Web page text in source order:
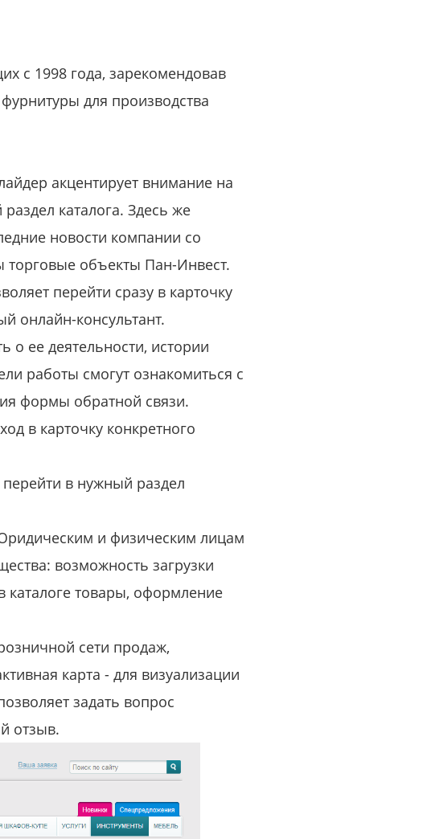
с 1998 года, зарекомендовав
для производства
акцентирует внимание на
каталога. Здесь же
новости компании со
торговые объекты Пан-Инвест.
перейти сразу в карточку
онлайн-консультант.
о ее деятельности, истории
работы смогут ознакомиться с
формы обратной связи.
в карточку конкретного
в нужный раздел
и физическим лицам
возможность загрузки
каталоге товары, оформление
сети продаж,
карта - для визуализации
задать вопрос
отзыв.